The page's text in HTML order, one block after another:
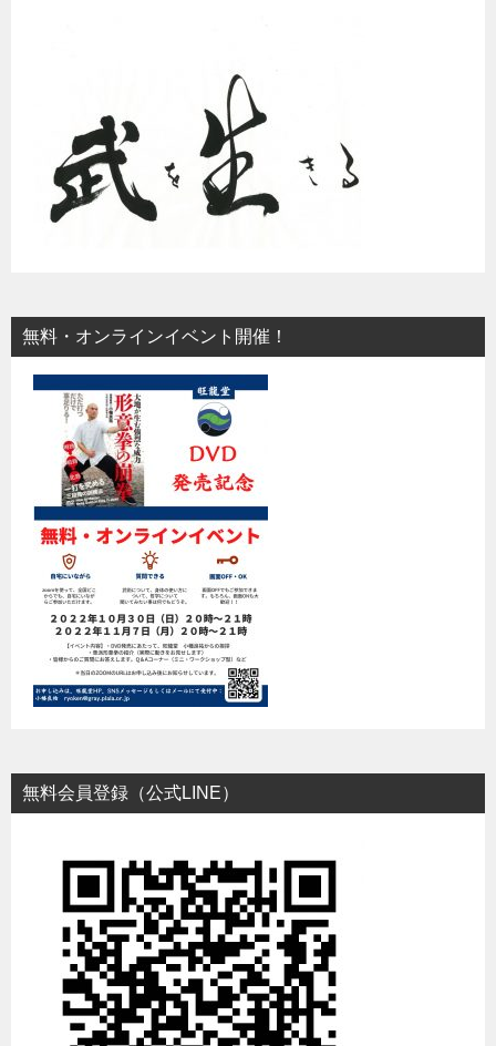
無料・オンラインイベント開催！
無料会員登録（公式LINE）